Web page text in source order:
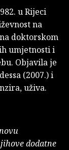
u Rijeci
na
doktorskom
umjetnosti i
Objavila je
(2007.) i
uživa.
dodatne